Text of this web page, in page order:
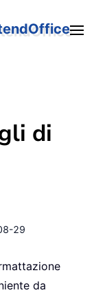
di
29
da